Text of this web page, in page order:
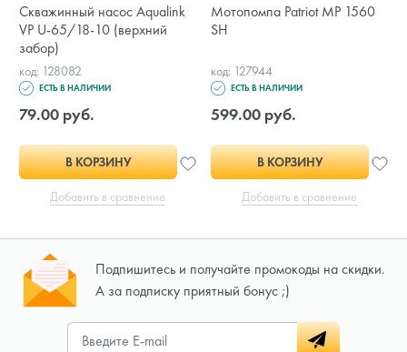
Скважинный насос Aqualink
VP U-65/18-10 (верхний
забор)
код: 128082
ЕСТЬ В НАЛИЧИИ
79.00 руб.
В КОРЗИНУ
Добавить в сравнение
Мотопомпа Patriot MP 1560
SH
код: 127944
ЕСТЬ В НАЛИЧИИ
599.00 руб.
В КОРЗИНУ
Добавить в сравнение
Подпишитесь и получайте промокоды на скидки.
А за подписку приятный бонус ;)